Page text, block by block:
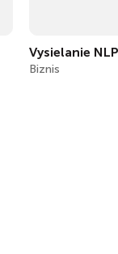
Vysielanie
Biznis